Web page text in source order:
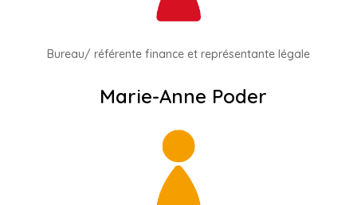
Bureau/ référente finance et représentante légale
Marie-Anne Poder